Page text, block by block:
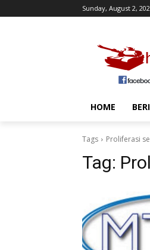
Sunday, August 2,
HOME
Tags Proliferasi
Tag: